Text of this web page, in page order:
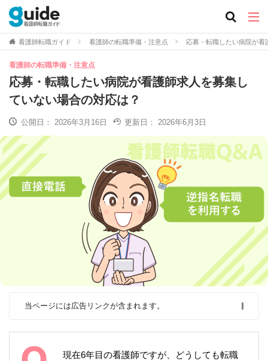
看護師転職ガイド 看護師の転職準備・注意点 応募・転職したい病院が
看護師の転職準備・注意点
応募・転職したい病院が看護師求人を募集し
ていない場合の対応は？
公開日： 2026年3月16日 更新日： 2026年6月3日
当ページには広告リンクが含まれます。
現在6年目の看護師ですが、どうしても転職